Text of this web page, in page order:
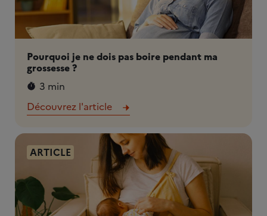
Pourquoi je ne dois pas boire pendant ma
grossesse ?
3 min
Découvrez l'article
ARTICLE